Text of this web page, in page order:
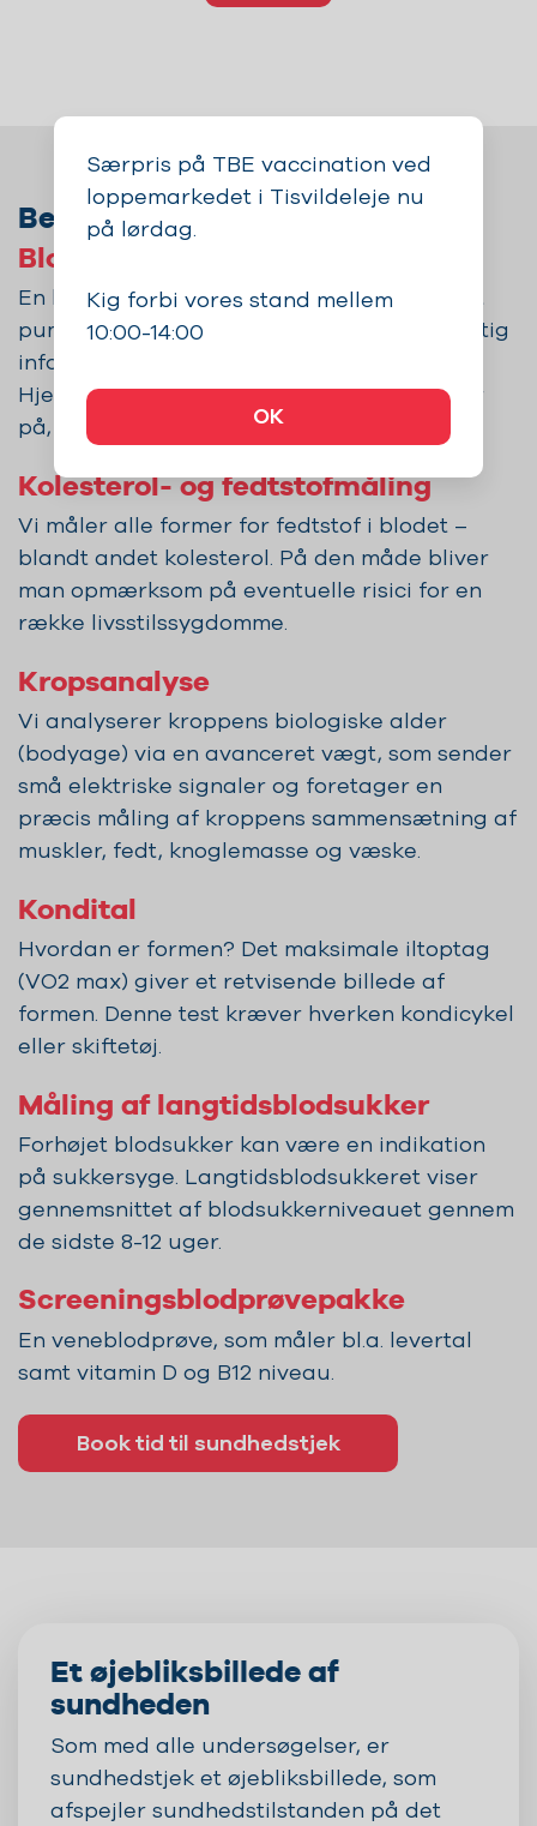
Særpris på TBE vaccination ved
loppemarkedet i Tisvildeleje nu
på lørdag.
Kig forbi vores stand mellem
10:00-14:00
OK
Beskrivelse af indholdet
Blodtryk- og pulsmåling
En blodtryksmåling viser hjertets evne til at
pumpe blodet rundt i kroppen, og giver vigtig
information om det generelle helbred.
Hjerterytmen (pulsen) er en vigtig indikator
på, hvordan krop og hjerte har det.
Kolesterol- og fedtstofmåling
Vi måler alle former for fedtstof i blodet –
blandt andet kolesterol. På den måde bliver
man opmærksom på eventuelle risici for en
række livsstilssygdomme.
Kropsanalyse
Vi analyserer kroppens biologiske alder
(bodyage) via en avanceret vægt, som sender
små elektriske signaler og foretager en
præcis måling af kroppens sammensætning af
muskler, fedt, knoglemasse og væske.
Kondital
Hvordan er formen? Det maksimale iltoptag
(VO2 max) giver et retvisende billede af
formen. Denne test kræver hverken kondicykel
eller skiftetøj.
Måling af langtidsblodsukker
Forhøjet blodsukker kan være en indikation
på sukkersyge. Langtidsblodsukkeret viser
gennemsnittet af blodsukkerniveauet gennem
de sidste 8-12 uger.
Screeningsblodprøvepakke
En veneblodprøve, som måler bl.a. levertal
samt vitamin D og B12 niveau.
Book tid til sundhedstjek
Et øjebliksbillede af
sundheden
Som med alle undersøgelser, er
sundhedstjek et øjebliksbillede, som
afspejler sundhedstilstanden på det